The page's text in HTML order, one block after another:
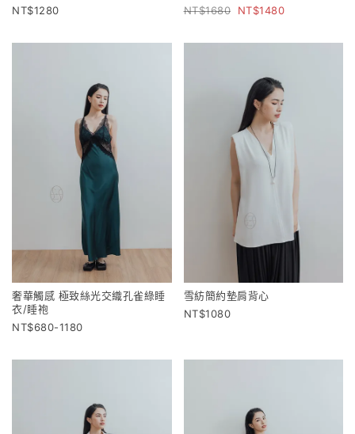
1280
1680
1480
奢華觸感 極致絲光交織孔雀綠睡
衣/睡袍
680-1180
雪紡簡約墊肩背心
1080